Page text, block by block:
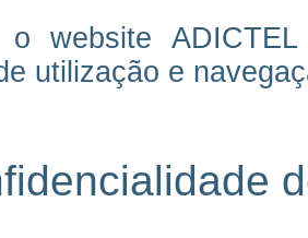
website
utilização e